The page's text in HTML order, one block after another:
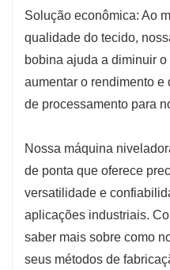
Solução econômica: Ao
qualidade do tecido,
bobina ajuda a diminuir
aumentar o rendimento
de processamento para
Nossa máquina
de ponta que oferece
versatilidade e
aplicações industriais.
saber mais sobre como
seus métodos de